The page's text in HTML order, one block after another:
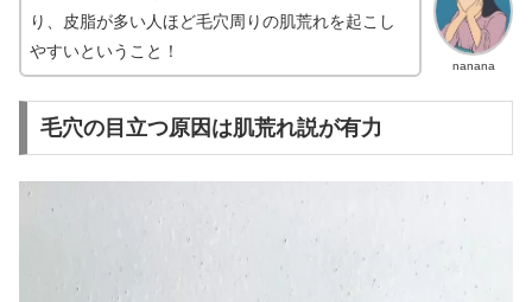
nanana
り、皮脂が多い人ほど毛穴周りの肌荒れを起こし
やすいということ！
毛穴の目立つ原因は肌荒れ説が有力